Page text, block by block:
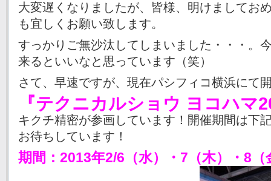
大変遅くなりましたが、皆様、明けましてお
も宜しくお願い致します。
すっかりご無沙汰してしまいました・・・。
来るといいなと思っています（笑）
さて、早速ですが、現在パシフィコ横浜にて
『テクニカルショウ ヨコハマ
キクチ精密が参画しています！開催期間は下
お待ちしています！
期間：2013年2/6（水）・7（木）・8（